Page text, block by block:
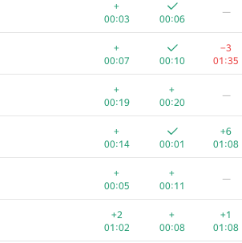
+
00:03
00:06
—
+
00:07
00:10
−3
01:35
+
00:19
+
00:20
—
+
00:14
00:01
+6
01:08
+
00:05
+
00:11
—
+2
01:02
+
00:08
+1
01:08